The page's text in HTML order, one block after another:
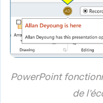
PowerPoint
de